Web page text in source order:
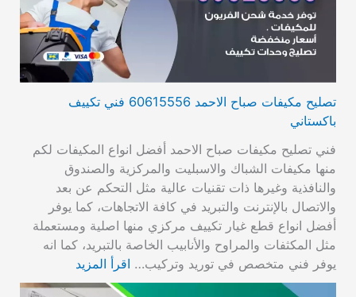
تصليح مكيفات صباح الاحمد 60615556 فني تكييف
باكستاني
فني تصليح مكيفات صباح الاحمد أفضل انواع المكيفات لكم
منها مكيفات الشباك والاسبليت والمركزية والصندوق
والنافذية وغيرها ذات تقنيات عالية مثل التحكم عن بعد
والاتصال بالإنترنت والتبريد في كافة الاتجاهات، كما يوفر
أفضل انواع قطع غيار تكييف مركزي منها اصلية ومستعملة
مثل المكثفات والمراوح والأنابيب الخاصة بالتبريد، كما انه
يوفر فني متخصص في توريد وتركيب… اقرأ المزيد